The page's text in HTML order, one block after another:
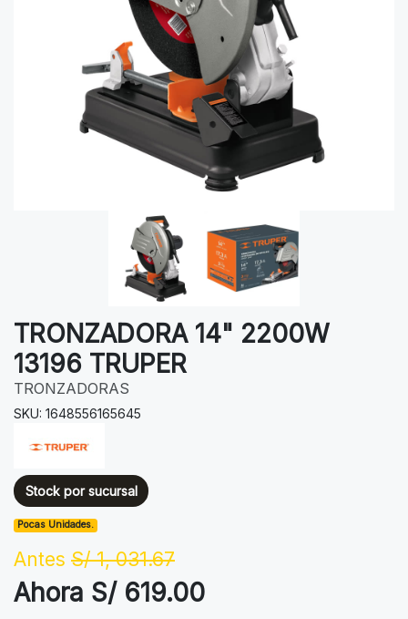
TRONZADORA 14" 2200W
13196 TRUPER
TRONZADORAS
SKU: 1648556165645
Stock por sucursal
Pocas Unidades.
Antes S/ 1, 031.67
Ahora S/ 619.00